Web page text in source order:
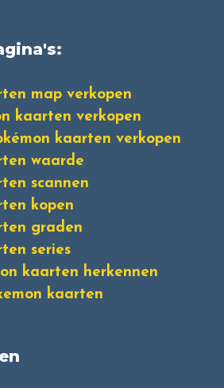
map verkopen
kaarten verkopen
kaarten verkopen
waarde
scannen
kopen
graden
series
kaarten herkennen
kaarten